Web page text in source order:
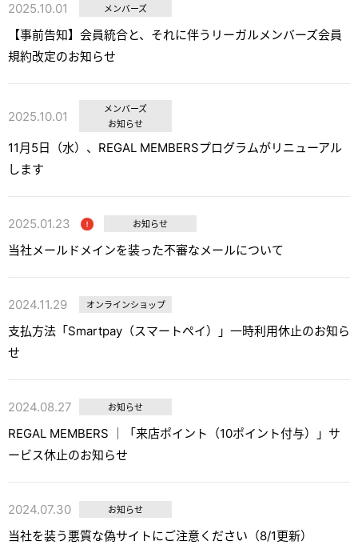
2025.10.01 メンバーズ
【事前告知】会員統合と、それに伴うリーガルメンバーズ会員
規約改定のお知らせ
2025.10.01
メンバーズ
お知らせ
11月5日（水）、REGAL MEMBERSプログラムがリニューアル
します
2025.01.23 お知らせ
当社メールドメインを装った不審なメールについて
2024.11.29 オンラインショップ
支払方法「Smartpay（スマートペイ）」一時利用休止のお知ら
せ
2024.08.27 お知らせ
REGAL MEMBERS │「来店ポイント（10ポイント付与）」サ
ービス休止のお知らせ
2024.07.30 お知らせ
当社を装う悪質な偽サイトにご注意ください（8/1更新）